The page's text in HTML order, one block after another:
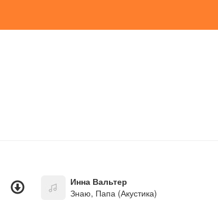
Инна Вальтер
Знаю, Папа (Акустика)